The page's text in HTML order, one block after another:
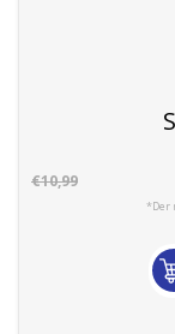
€10,99
*Der